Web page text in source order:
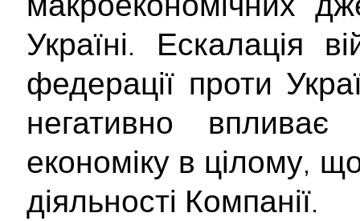
Україні. Ескалація
федерації проти
негативно
економіку в цілому,
діяльності Компанії.